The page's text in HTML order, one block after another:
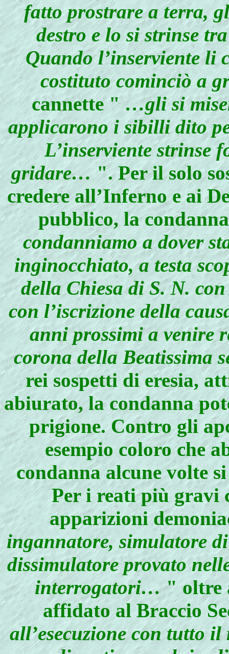
fatto prostrare a terra,
destro e lo si strinse
Quando l’inserviente li
costituto cominciò a
cannette "…gli si
applicarono i sibilli dito
L’inserviente strinse
gridare…". Per il solo
credere all’Inferno e ai
pubblico, la
condanniamo a dover
inginocchiato, a testa
della Chiesa di S. N.
con l’iscrizione della
anni prossimi a venire
corona della Beatissima
rei sospetti di eresia,
abiurato, la condanna
prigione. Contro gli
esempio coloro che
condanna alcune volte
Per i reati più gravi
apparizioni
ingannatore, simulatore
dissimulatore provato
interrogatori…" oltre
affidato al Braccio
all’esecuzione con tutto